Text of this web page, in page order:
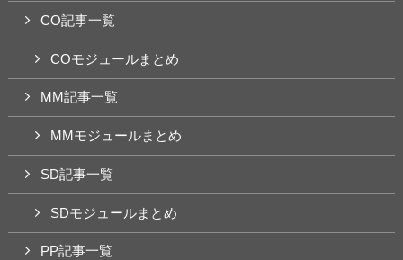
CO記事一覧
COモジュールまとめ
MM記事一覧
MMモジュールまとめ
SD記事一覧
SDモジュールまとめ
PP記事一覧